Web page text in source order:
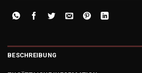
BESCHREIBUNG